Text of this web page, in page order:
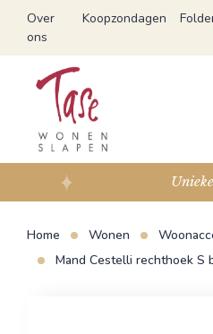
Over
ons
Koopzondagen
Home Wonen
Mand Cestelli rechthoek S